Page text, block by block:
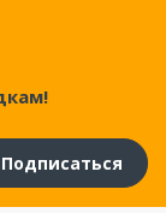
Подписаться